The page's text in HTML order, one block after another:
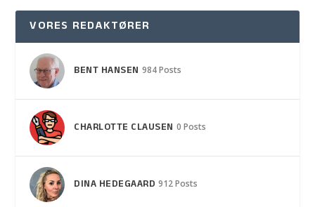
VORES REDAKTØRER
BENT HANSEN 984 Posts
CHARLOTTE CLAUSEN 0 Posts
DINA HEDEGAARD 912 Posts